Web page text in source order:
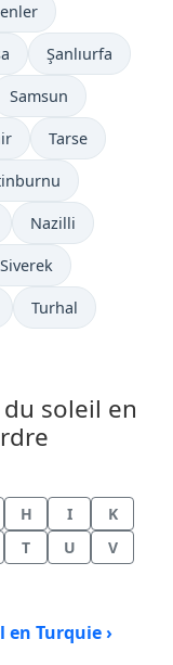
Şanlıurfa
Samsun
Tarse
Nazilli
Siverek
Turhal
soleil en
H I
K
T U
V
en Turquie ›